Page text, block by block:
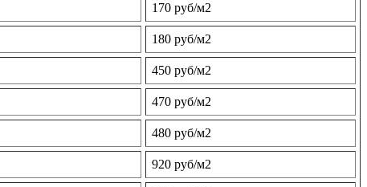
170 руб/м2
180 руб/м2
450 руб/м2
470 руб/м2
480 руб/м2
920 руб/м2